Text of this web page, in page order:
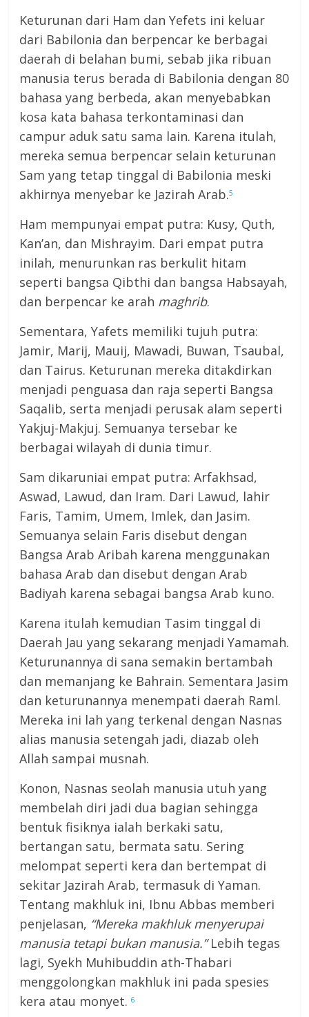
Keturunan dari Ham dan Yefets ini keluar
dari Babilonia dan berpencar ke berbagai
daerah di belahan bumi, sebab jika ribuan
manusia terus berada di Babilonia dengan 80
bahasa yang berbeda, akan menyebabkan
kosa kata bahasa terkontaminasi dan
campur aduk satu sama lain. Karena itulah,
mereka semua berpencar selain keturunan
Sam yang tetap tinggal di Babilonia meski
akhirnya menyebar ke Jazirah Arab.5
Ham mempunyai empat putra: Kusy, Quth,
Kan’an, dan Mishrayim. Dari empat putra
inilah, menurunkan ras berkulit hitam
seperti bangsa Qibthi dan bangsa Habsayah,
dan berpencar ke arah maghrib.
Sementara, Yafets memiliki tujuh putra:
Jamir, Marij, Mauij, Mawadi, Buwan, Tsaubal,
dan Tairus. Keturunan mereka ditakdirkan
menjadi penguasa dan raja seperti Bangsa
Saqalib, serta menjadi perusak alam seperti
Yakjuj-Makjuj. Semuanya tersebar ke
berbagai wilayah di dunia timur.
Sam dikaruniai empat putra: Arfakhsad,
Aswad, Lawud, dan Iram. Dari Lawud, lahir
Faris, Tamim, Umem, Imlek, dan Jasim.
Semuanya selain Faris disebut dengan
Bangsa Arab Aribah karena menggunakan
bahasa Arab dan disebut dengan Arab
Badiyah karena sebagai bangsa Arab kuno.
Karena itulah kemudian Tasim tinggal di
Daerah Jau yang sekarang menjadi Yamamah.
Keturunannya di sana semakin bertambah
dan memanjang ke Bahrain. Sementara Jasim
dan keturunannya menempati daerah Raml.
Mereka ini lah yang terkenal dengan Nasnas
alias manusia setengah jadi, diazab oleh
Allah sampai musnah.
Konon, Nasnas seolah manusia utuh yang
membelah diri jadi dua bagian sehingga
bentuk fisiknya ialah berkaki satu,
bertangan satu, bermata satu. Sering
melompat seperti kera dan bertempat di
sekitar Jazirah Arab, termasuk di Yaman.
Tentang makhluk ini, Ibnu Abbas memberi
penjelasan, “Mereka makhluk menyerupai
manusia tetapi bukan manusia.”Lebih tegas
lagi, Syekh Muhibuddin ath-Thabari
menggolongkan makhluk ini pada spesies
kera atau monyet.6